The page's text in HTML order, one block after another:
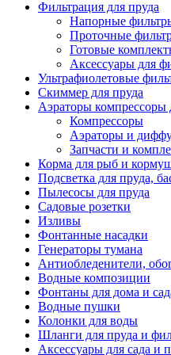
Фильтрация для пруда
Напорные
Проточные
Готовые
Аксессуары для
Ультрафиолетовые
Скиммер для пруда
Аэраторы компрессоры
Компрессоры
Аэраторы и
Запчасти и
Корма для рыб и
Подсветка для пруда,
Пылесосы для пруда
Садовые розетки
Изливы
Фонтанные насадки
Генераторы тумана
Антиобледенители,
Водные композиции
Фонтаны для дома и
Водные пушки
Колонки для воды
Шланги для пруда и
Аксессуары для сада и